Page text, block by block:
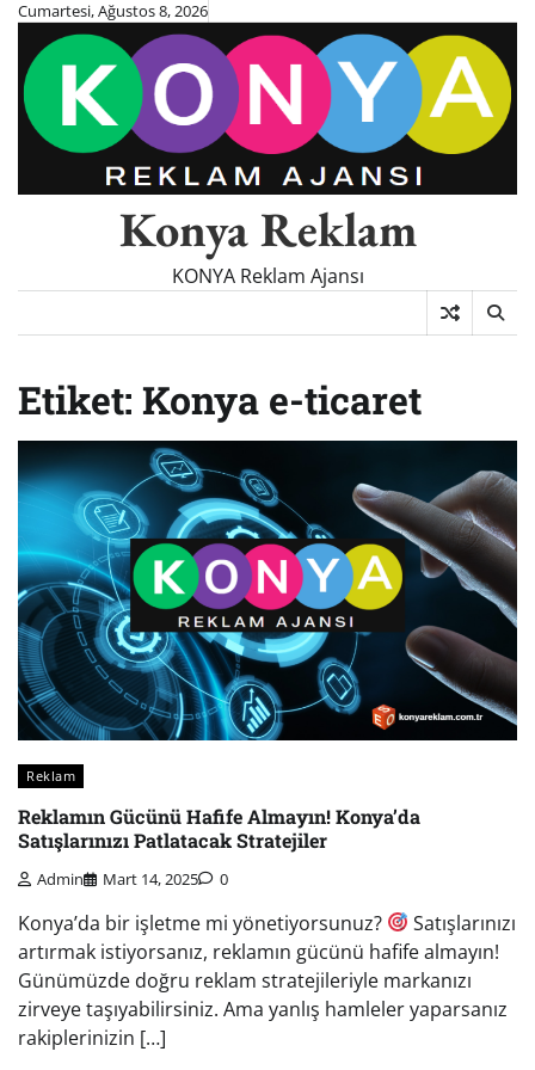
Skip
content
Cumartesi, Ağustos 8, 2026
Konya Reklam
KONYA Reklam Ajansı
Etiket: Konya e-ticaret
Reklam
Reklamın Gücünü Hafife Almayın! Konya’da
Satışlarınızı Patlatacak Stratejiler
Admin Mart 14, 2025 0
Konya’da bir işletme mi yönetiyorsunuz?
Satışlarınızı
artırmak istiyorsanız, reklamın gücünü hafife almayın!
Günümüzde doğru reklam stratejileriyle markanızı
zirveye taşıyabilirsiniz. Ama yanlış hamleler yaparsanız
rakiplerinizin […]